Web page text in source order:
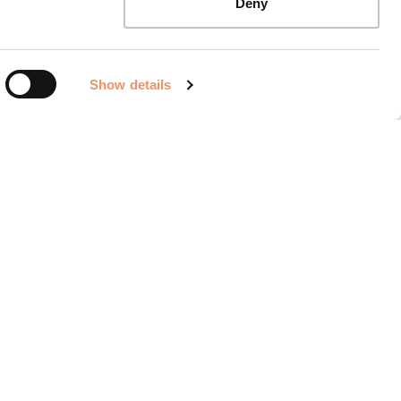
Show details
Deny